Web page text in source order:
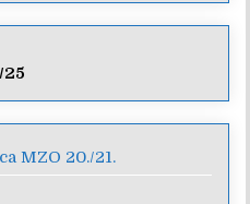
25
MZO 20./21.